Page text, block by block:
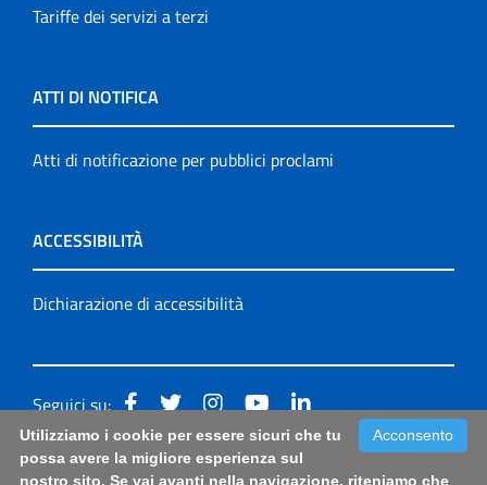
Tariffe dei servizi a terzi
ATTI DI NOTIFICA
Atti di notificazione per pubblici proclami
ACCESSIBILITÀ
Dichiarazione di accessibilità
Seguici su:
Accessibilità: form di segnalazione di prima istanza per
Acconsento
Utilizziamo i cookie per essere sicuri che tu
possa avere la migliore esperienza sul
nostro sito. Se vai avanti nella navigazione, riteniamo che